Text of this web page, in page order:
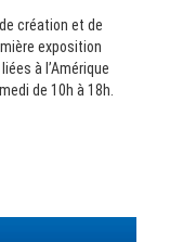
création et de
exposition
à l’Amérique
de 10h à 18h.